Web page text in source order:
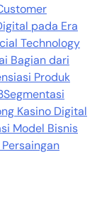
pada Era
Technology
Bagian dari
Produk
Segmentasi
Kasino Digital
Model Bisnis